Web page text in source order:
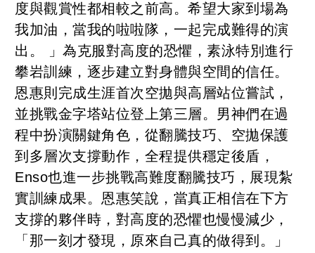
度與觀賞性都相較之前高。希望大家到場為
我加油，當我的啦啦隊，一起完成難得的演
出。 」為克服對高度的恐懼，素泳特別進行
攀岩訓練，逐步建立對身體與空間的信任。
恩惠則完成生涯首次空拋與高層站位嘗試，
並挑戰金字塔站位登上第三層。男神們在過
程中扮演關鍵角色，從翻騰技巧、空拋保護
到多層次支撐動作，全程提供穩定後盾，
Enso也進一步挑戰高難度翻騰技巧，展現紮
實訓練成果。恩惠笑說，當真正相信在下方
支撐的夥伴時，對高度的恐懼也慢慢減少，
「那一刻才發現，原來自己真的做得到。」